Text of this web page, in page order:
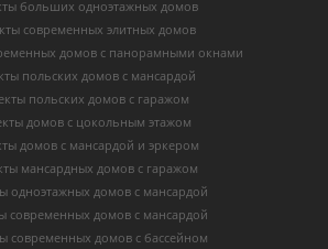
больших одноэтажных домов
современных элитных домов
домов с панорамными окнами
польских домов с мансардой
польских домов с гаражом
домов с цокольным этажом
домов с мансардой и эркером
мансардных домов с гаражом
одноэтажных домов с мансардой
современных домов с мансардой
современных домов с бассейном